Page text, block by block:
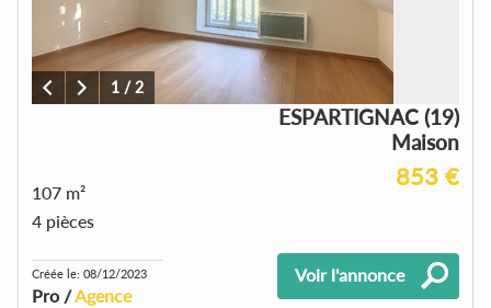
1 /2
ESPARTIGNAC (19)
Maison
853 €
107 m²
4 pièces
Créée le: 08/12/2023
Pro /Agence
Voir l'annonce